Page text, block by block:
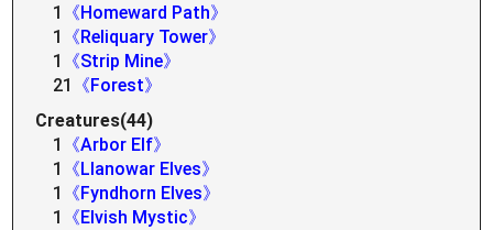
1
《Homeward Path》
1
《Reliquary Tower》
1
《Strip Mine》
21
《Forest》
Creatures(44)
1
《Arbor Elf》
1
《Llanowar Elves》
1
《Fyndhorn Elves》
1
《Elvish Mystic》